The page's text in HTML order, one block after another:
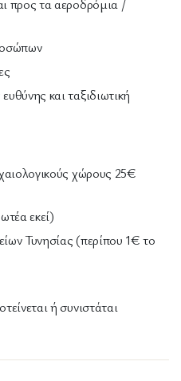
προς τα αεροδρόμια /
και ταξιδιωτική
χώρους 25€
εκεί)
Τυνησίας (περίπου 1€ το
ή συνιστάται